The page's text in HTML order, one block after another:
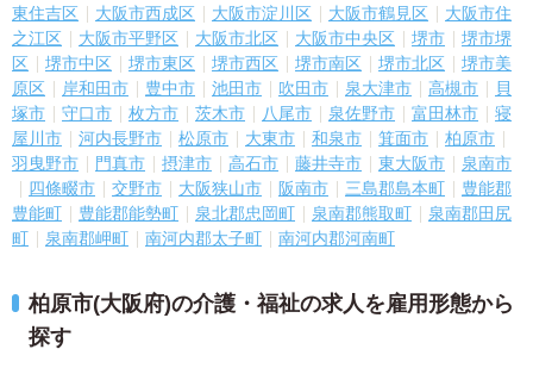
東住吉区
大阪市西成区 大阪市淀川区 大阪市鶴見区
大阪市住
之江区
大阪市平野区 大阪市北区 大阪市中央区 堺市
堺市堺
区
堺市中区 堺市東区 堺市西区 堺市南区 堺市北区
堺市美
原区
岸和田市 豊中市 池田市 吹田市 泉大津市 高槻市
貝
塚市
守口市 枚方市 茨木市 八尾市 泉佐野市 富田林市
寝
屋川市
河内長野市 松原市 大東市 和泉市 箕面市
柏原市
羽曳野市
門真市 摂津市 高石市 藤井寺市 東大阪市
泉南市
四條畷市
交野市 大阪狭山市 阪南市 三島郡島本町
豊能郡
豊能町
豊能郡能勢町 泉北郡忠岡町 泉南郡熊取町
泉南郡田尻
町
泉南郡岬町 南河内郡太子町 南河内郡河南町
柏原市(大阪府)の介護・福祉の求人を雇用形態から
探す